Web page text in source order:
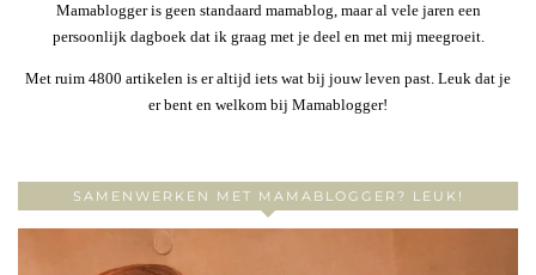
Mamablogger is geen standaard mamablog, maar al vele jaren een
persoonlijk dagboek dat ik graag met je deel en met mij meegroeit.
Met ruim 4800 artikelen is er altijd iets wat bij jouw leven past. Leuk dat je
er bent en welkom bij Mamablogger!
SAMENWERKEN MET MAMABLOGGER? LEUK!